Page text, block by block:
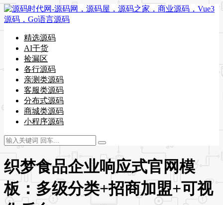
精选源码
AI干货
捡漏区
各行源码
亲测类源码
客服类源码
分布式源码
商城类源码
小程序源码
织梦食品企业响应式官网模
板：多级分类+招商加盟+可视